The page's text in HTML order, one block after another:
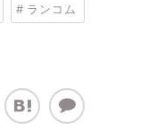
ランコム